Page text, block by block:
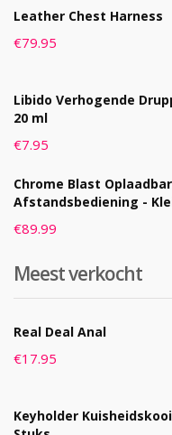
Leather Chest Harness
€79.95
Libido Verhogende
20 ml
€7.95
Chrome Blast
Afstandsbediening -
€89.99
Meest verkocht
Real Deal Anal
€17.95
Keyholder